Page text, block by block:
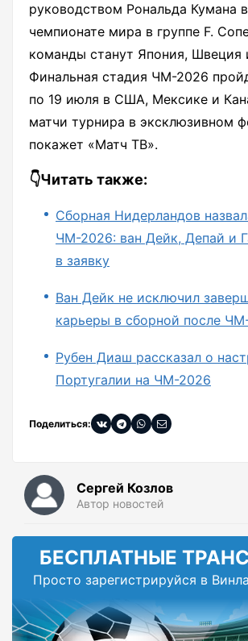
руководством Рональда Кумана
чемпионате мира в группе F.
команды станут Япония, Швеция
Финальная стадия ЧМ-2026
по 19 июля в США, Мексике и
матчи турнира в эксклюзивном
покажет «Матч ТВ».
👇Читать также:
Сборная Нидерландов
ЧМ-2026: ван Дейк, Депай и
в заявку
Ван Дейк не исключил
карьеры в сборной после
Рубен Диаш рассказал о
Португалии на ЧМ-2026
Поделиться:
Сергей Козлов
Автор новостей
БЕСПЛАТНЫЕ
Просто зарегистрируйся в